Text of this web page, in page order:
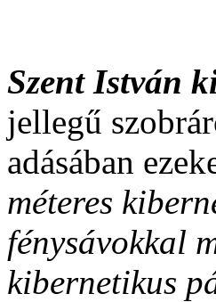
Szent István
jellegű
adásában
méteres
fénysávokkal
kibernetikus